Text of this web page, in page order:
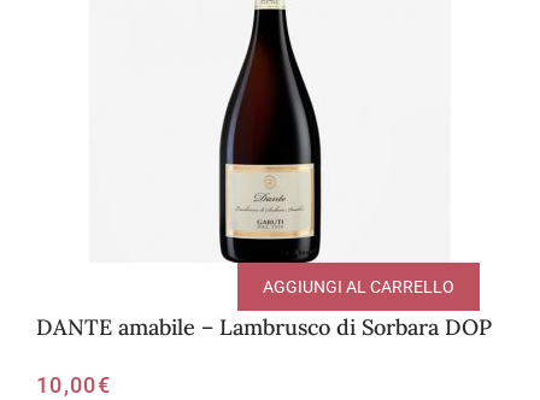
DANTE amabile – Lambrusco di Sorbara DOP
10,00€
AGGIUNGI AL CARRELLO